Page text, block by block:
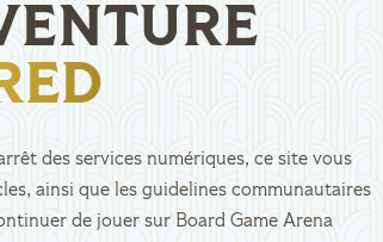
des services numériques, ce site vous
ainsi que les guidelines communautaires
de jouer sur Board Game Arena